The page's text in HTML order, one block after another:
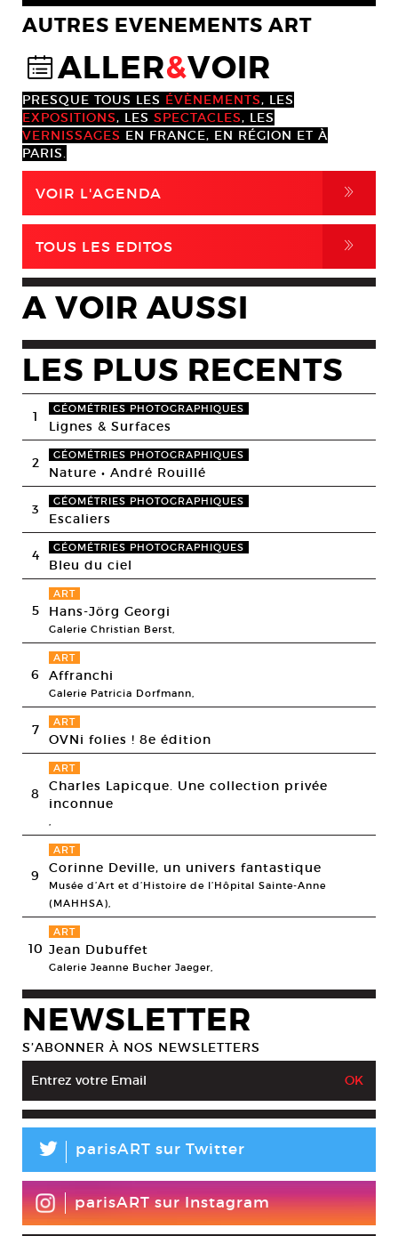
AUTRES EVENEMENTS ART
@ALLER&VOIR
PRESQUE TOUS LES ÉVÈNEMENTS, LES
EXPOSITIONS, LES SPECTACLES, LES
VERNISSAGES EN FRANCE, EN RÉGION ET À
PARIS.
VOIR L'AGENDA ,
TOUS LES EDITOS ,
A VOIR AUSSI
LES PLUS RECENTS
1 GÉOMÉTRIES PHOTOGRAPHIQUES
Lignes & Surfaces
2 GÉOMÉTRIES PHOTOGRAPHIQUES
Nature • André Rouillé
3 GÉOMÉTRIES PHOTOGRAPHIQUES
Escaliers
4 GÉOMÉTRIES PHOTOGRAPHIQUES
Bleu du ciel
5
ART
Hans-Jörg Georgi
Galerie Christian Berst,
6
ART
Affranchi
Galerie Patricia Dorfmann,
7 ART
OVNi folies ! 8e édition
8
ART
Charles Lapicque. Une collection privée
inconnue
,
9
ART
Corinne Deville, un univers fantastique
Musée d’Art et d’Histoire de l’Hôpital Sainte-Anne
(MAHHSA),
10
ART
Jean Dubuffet
Galerie Jeanne Bucher Jaeger,
NEWSLETTER
S’ABONNER À NOS NEWSLETTERS
L parisART sur Twitter
parisART sur Instagram